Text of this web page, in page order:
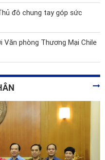
đô chung tay góp sức
Văn phòng Thương Mại Chile